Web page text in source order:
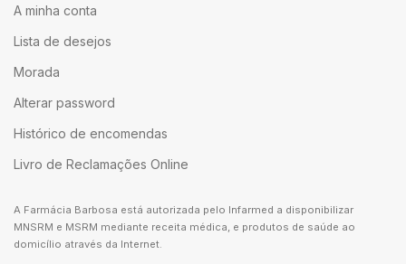
A minha conta
Lista de desejos
Morada
Alterar password
Histórico de encomendas
Livro de Reclamações Online
A Farmácia Barbosa está autorizada pelo Infarmed a disponibilizar
MNSRM e MSRM mediante receita médica, e produtos de saúde ao
domicílio através da Internet.